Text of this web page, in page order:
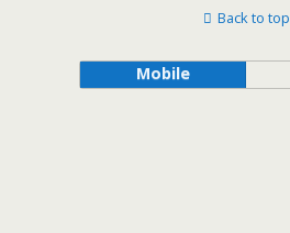
Back to top
Mobile